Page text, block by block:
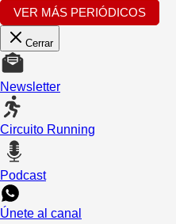
VER MÁS PERIÓDICOS
Cerrar
Newsletter
Circuito Running
Podcast
Únete al canal